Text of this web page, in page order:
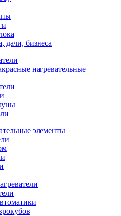
дачи, бизнеса
нагревательные
элементы